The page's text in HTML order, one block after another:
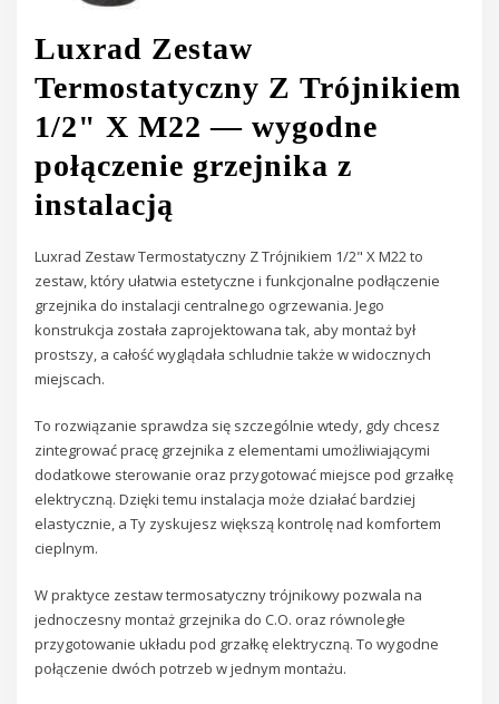
Luxrad Zestaw
Termostatyczny Z Trójnikiem
1/2" X M22 — wygodne
połączenie grzejnika z
instalacją
Luxrad Zestaw Termostatyczny Z Trójnikiem 1/2" X M22 to
zestaw, który ułatwia estetyczne i funkcjonalne podłączenie
grzejnika do instalacji centralnego ogrzewania. Jego
konstrukcja została zaprojektowana tak, aby montaż był
prostszy, a całość wyglądała schludnie także w widocznych
miejscach.
To rozwiązanie sprawdza się szczególnie wtedy, gdy chcesz
zintegrować pracę grzejnika z elementami umożliwiającymi
dodatkowe sterowanie oraz przygotować miejsce pod grzałkę
elektryczną. Dzięki temu instalacja może działać bardziej
elastycznie, a Ty zyskujesz większą kontrolę nad komfortem
cieplnym.
W praktyce zestaw termosatyczny trójnikowy pozwala na
jednoczesny montaż grzejnika do C.O. oraz równoległe
przygotowanie układu pod grzałkę elektryczną. To wygodne
połączenie dwóch potrzeb w jednym montażu.